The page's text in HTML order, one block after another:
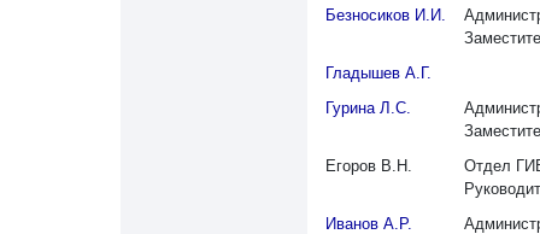
Безносиков И.И.
Гладышев А.Г.
Гурина Л.С.
Егоров В.Н.
Отдел
Иванов А.Р.